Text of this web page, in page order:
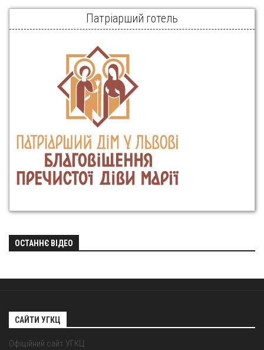
Патріарший готель
ОСТАННЄ ВІДЕО
САЙТИ УГКЦ
Офіційний сайт УГКЦ